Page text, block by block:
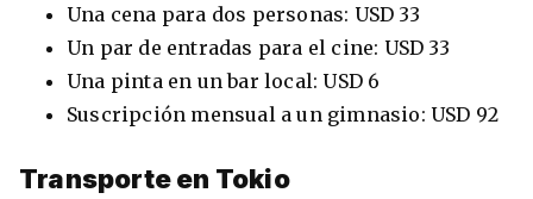
Una cena para dos personas: USD 33
Un par de entradas para el cine: USD 33
Una pinta en un bar local: USD 6
Suscripción mensual a un gimnasio: USD 92
Transporte en Tokio